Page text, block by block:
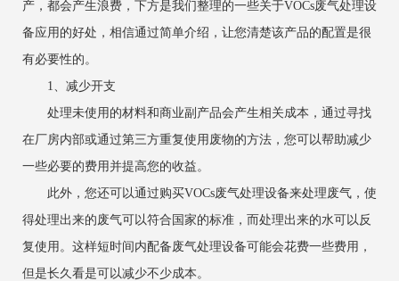
产，都会产生浪费，下方是我们整理的一些关于VOCs废气处理设
备应用的好处，相信通过简单介绍，让您清楚该产品的配置是很
有必要性的。
1、减少开支
处理未使用的材料和商业副产品会产生相关成本，通过寻找
在厂房内部或通过第三方重复使用废物的方法，您可以帮助减少
一些必要的费用并提高您的收益。
此外，您还可以通过购买VOCs废气处理设备来处理废气，使
得处理出来的废气可以符合国家的标准，而处理出来的水可以反
复使用。这样短时间内配备废气处理设备可能会花费一些费用，
但是长久看是可以减少不少成本。